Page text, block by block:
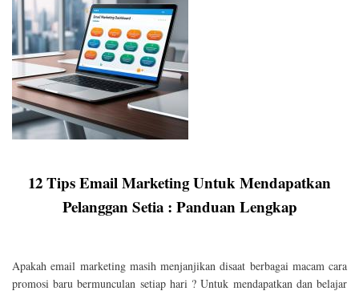
12 Tips Email Marketing Untuk Mendapatkan
Pelanggan Setia : Panduan Lengkap
Apakah email marketing masih menjanjikan disaat berbagai macam cara
promosi baru bermunculan setiap hari ? Untuk mendapatkan dan belajar